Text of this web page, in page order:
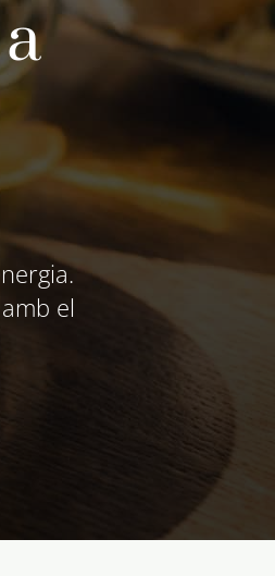
el